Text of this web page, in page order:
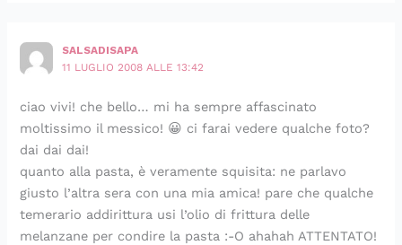
SALSADISAPA
11 LUGLIO 2008 ALLE 13:42
ciao vivi! che bello… mi ha sempre affascinato
moltissimo il messico! 😀 ci farai vedere qualche foto?
dai dai dai!
quanto alla pasta, è veramente squisita: ne parlavo
giusto l’altra sera con una mia amica! pare che qualche
temerario addirittura usi l’olio di frittura delle
melanzane per condire la pasta :-O ahahah ATTENTATO!